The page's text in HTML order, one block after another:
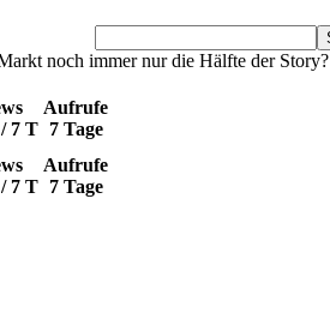
noch immer nur die Hälfte der Story?
7 T
Aufrufe
7 Tage
7 T
Aufrufe
7 Tage